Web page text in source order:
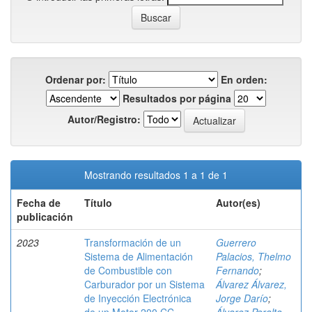
Ordenar por:
En orden:
Resultados por página
Autor/Registro:
Mostrando resultados 1 a 1 de 1
Fecha de
publicación
Título Autor(es)
2023
Transformación de un
Sistema de Alimentación
de Combustible con
Carburador por un Sistema
de Inyección Electrónica
Guerrero
Palacios, Thelmo
Fernando;
Álvarez Álvarez,
Jorge Darío;